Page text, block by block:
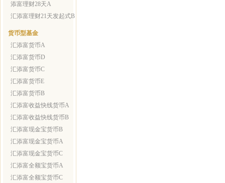
添富理财28天A
汇添富理财21天发起式B
货币型基金
汇添富货币A
汇添富货币D
汇添富货币C
汇添富货币E
汇添富货币B
汇添富收益快线货币A
汇添富收益快线货币B
汇添富现金宝货币B
汇添富现金宝货币A
汇添富现金宝货币C
汇添富全额宝货币A
汇添富全额宝货币C